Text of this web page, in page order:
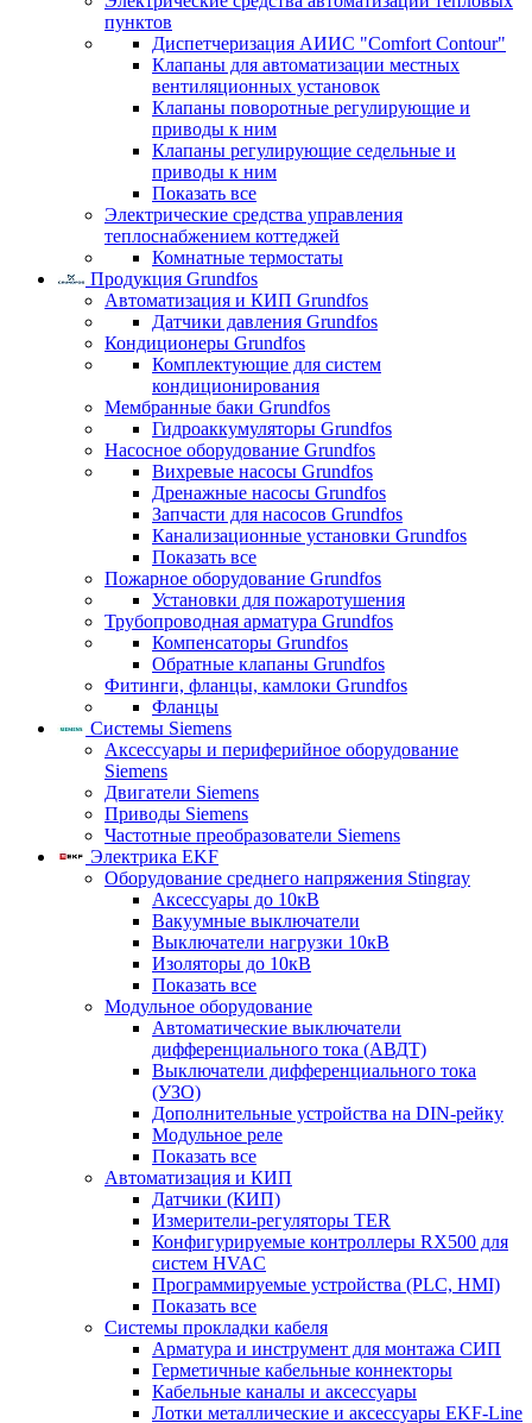
пунктов
Диспетчеризация АИИС "Comfort Contour"
Клапаны для автоматизации местных
вентиляционных установок
Клапаны поворотные регулирующие и
приводы к ним
Клапаны регулирующие седельные и
приводы к ним
Показать все
Электрические средства управления
теплоснабжением коттеджей
Комнатные термостаты
Продукция Grundfos
Автоматизация и КИП Grundfos
Датчики давления Grundfos
Кондиционеры Grundfos
Комплектующие для систем
кондиционирования
Мембранные баки Grundfos
Гидроаккумуляторы Grundfos
Насосное оборудование Grundfos
Вихревые насосы Grundfos
Дренажные насосы Grundfos
Запчасти для насосов Grundfos
Канализационные установки Grundfos
Показать все
Пожарное оборудование Grundfos
Установки для пожаротушения
Трубопроводная арматура Grundfos
Компенсаторы Grundfos
Обратные клапаны Grundfos
Фитинги, фланцы, камлоки Grundfos
Фланцы
Системы Siemens
Аксессуары и периферийное оборудование
Siemens
Двигатели Siemens
Приводы Siemens
Частотные преобразователи Siemens
Электрика EKF
Оборудование среднего напряжения Stingray
Аксессуары до 10кВ
Вакуумные выключатели
Выключатели нагрузки 10кВ
Изоляторы до 10кВ
Показать все
Модульное оборудование
Автоматические выключатели
дифференциального тока (АВДТ)
Выключатели дифференциального тока
(УЗО)
Дополнительные устройства на DIN-рейку
Модульное реле
Показать все
Автоматизация и КИП
Датчики (КИП)
Измерители-регуляторы TER
Конфигурируемые контроллеры RX500 для
систем HVAC
Программируемые устройства (PLC, HMI)
Показать все
Системы прокладки кабеля
Арматура и инструмент для монтажа СИП
Герметичные кабельные коннекторы
Кабельные каналы и аксессуары
Лотки металлические и аксессуары EKF-Line